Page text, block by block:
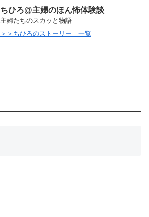
ちひろ@主婦のほん怖体験談
主婦たちのスカッと物語
＞＞ちひろのストーリー 一覧